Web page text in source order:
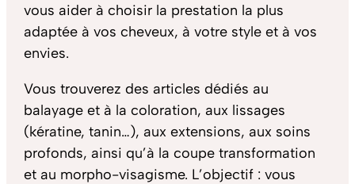
vous aider à choisir la prestation la plus
adaptée à vos cheveux, à votre style et à vos
envies.
Vous trouverez des articles dédiés au
balayageet à la coloration, aux lissages
(kératine, tanin…), aux extensions, aux soins
profonds, ainsi qu’à la coupe transformation
et au morpho-visagisme. L’objectif : vous